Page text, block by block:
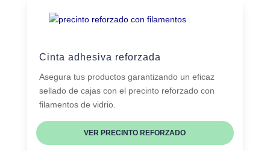
Cinta adhesiva reforzada
Asegura tus productos garantizando un eficaz
sellado de cajas con el precinto reforzado con
filamentos de vidrio.
VER PRECINTO REFORZADO